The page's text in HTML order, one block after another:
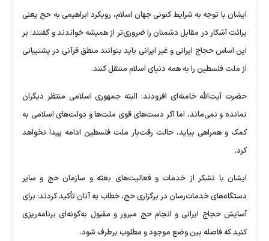
ایشان با توجه به شرایط کنونی جهان اسلام، رویکرد ابراهیمی به حج یعنی
برائت آشکار در مقابل دشمنان را ضروری‌تر از همیشه خواندند و گفتند: بر
این اساس حجاج ایرانی و غیر ایرانی باید بتوانند منطق قرآنی در پشتیبانی
از ملت فلسطین را به همه دنیای اسلام منتقل کنند.
حضرت آیت‌الله خامنه‌ای افزودند: البته جمهوری اسلامی منتظر دیگران
نمانده و نمی‌ماند، اما اگر دست‌های قوی ملت‌ها و دولت‌های اسلامی به
کمک و همراهی بیاید، حالت رقت‌بار ملت فلسطین ادامه پیدا نخواهد
کرد.
ایشان با تشکر از خدمات و فعالیت‌های بعثه و سازمان حج و سایر
دستگاه‌های خدمات‌رسان در برگزاری حج، خطاب به آنان تأکید کردند: برای
آسایش حجاج ایرانی و انجام حج مبرور و مقبول به‌گونه‌ای برنامه‌ریزی
کنید که فاصله بین وضع موجود و مطلوب برطرف شود.